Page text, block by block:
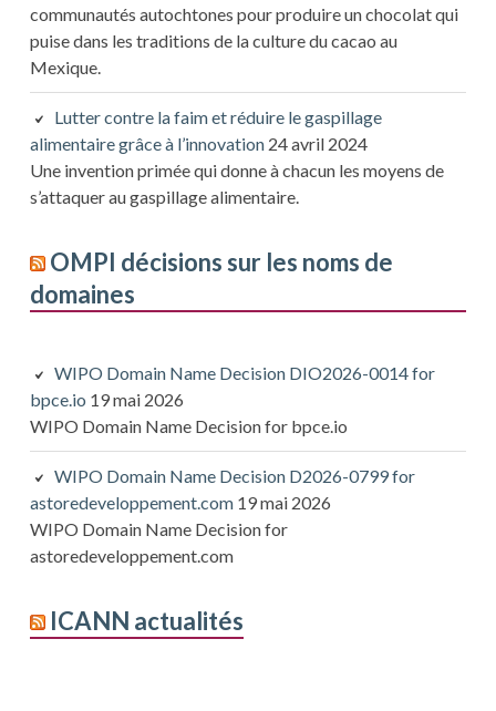
communautés autochtones pour produire un chocolat qui
puise dans les traditions de la culture du cacao au
Mexique.
Lutter contre la faim et réduire le gaspillage
alimentaire grâce à l’innovation 24 avril 2024
Une invention primée qui donne à chacun les moyens de
s’attaquer au gaspillage alimentaire.
OMPI décisions sur les noms de
domaines
WIPO Domain Name Decision DIO2026-0014 for
bpce.io 19 mai 2026
WIPO Domain Name Decision for bpce.io
WIPO Domain Name Decision D2026-0799 for
astoredeveloppement.com 19 mai 2026
WIPO Domain Name Decision for
astoredeveloppement.com
ICANN actualités